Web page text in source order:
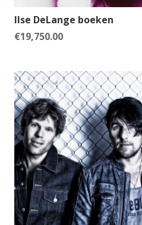
Ilse DeLange boeken
€19,750.00